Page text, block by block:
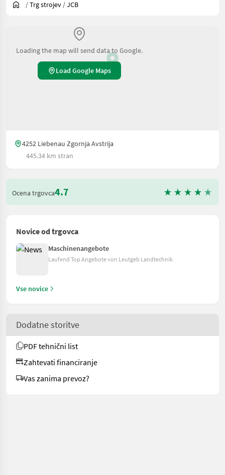
/Trg strojev /JCB
Loading the map will send data to Google.
Load Google Maps
4252 Liebenau Zgornja Avstrija
445.34 km stran
Ocena trgovca4.7
Novice od trgovca
Maschinenangebote
Laufend Top Angebote von Leutgeb Landtechnik
Vse novice
Dodatne storitve
PDF tehnični list
Zahtevati financiranje
Vas zanima prevoz?